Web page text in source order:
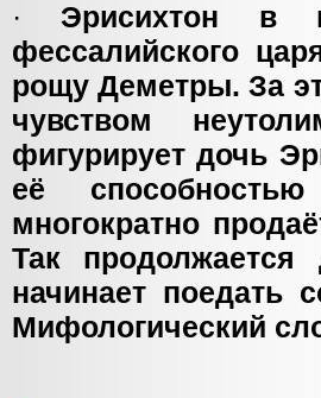
·Эрисихтон в
фессалийского
рощу Деметры. За
чувством
фигурирует дочь
её
многократно
Так
начинает поедать
Мифологический